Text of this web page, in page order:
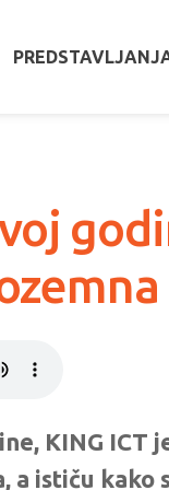
KING ICT
a ističu